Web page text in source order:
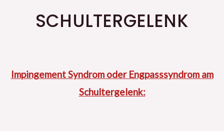
SCHULTERGELENK
Impingement Syndrom oder Engpasssyndrom am
Schultergelenk: